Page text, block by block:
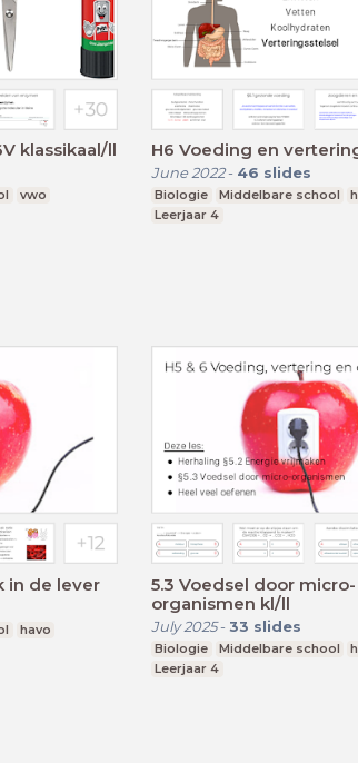
klassikaal/ll
vwo
H6 Voeding en
June 2022- 46 slides
Biologie Middelbare school
Leerjaar 4
in de lever
havo
5.3 Voedsel door micro-
organismen kl/ll
July 2025- 33 slides
Biologie Middelbare school
Leerjaar 4